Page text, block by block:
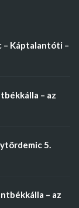
– Káptalantóti –
– az
5.
– az